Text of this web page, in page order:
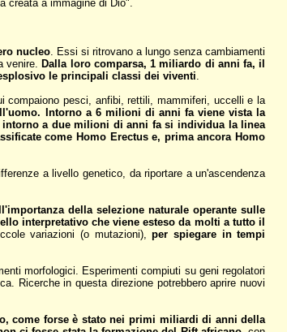
creata a immagine di Dio".
nucleo. Essi si ritrovano a lungo senza cambiamenti
venire. Dalla loro comparsa, 1 miliardo di anni fa, il
le principali classi dei viventi.
compaiono pesci, anfibi, rettili, mammiferi, uccelli e la
Intorno a 6 milioni di anni fa viene vista la
a due milioni di anni fa si individua la linea
come Homo Erectus e, prima ancora Homo
a livello genetico, da riportare a un'ascendenza
della selezione naturale operante sulle
interpretativo che viene esteso da molti a tutto il
variazioni (o mutazioni),per spiegare in tempi
morfologici. Esperimenti compiuti su geni regolatori
Ricerche in questa direzione potrebbero aprire nuovi
come forse è stato nei primi miliardi di anni della